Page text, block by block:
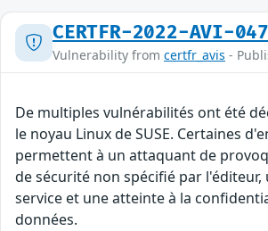
CERTFR-2022-AVI-047
Vulnerability from certfr_avis -
De multiples vulnérabilités ont été
le noyau Linux de SUSE. Certaines
permettent à un attaquant de
de sécurité non spécifié par l'éditeur,
service et une atteinte à la
données.